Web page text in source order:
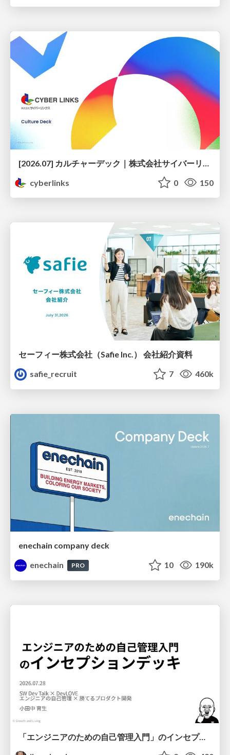
cyberlinks
0 150
セーフィー株式会社（Safie Inc.） 会社紹介資料
safie_recruit
7 460k
enechain company deck
enechain
PRO 10 190k
「エンジニアのための自己管理入門」のインセプションデッキ/Inception Deck of Self-Management beginner's guide book